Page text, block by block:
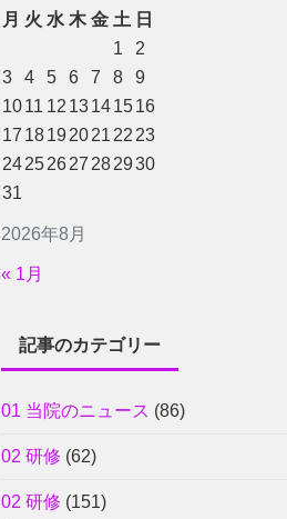
2026年8月
月 火 水 木 金 土 日
1
2
3
4 5 6 7 8
9
1011 12 13141516
17 181920212223
24252627282930
31
« 1月
記事のカテゴリー
01 当院のニュース (86)
02 研修 (62)
02 研修 (151)